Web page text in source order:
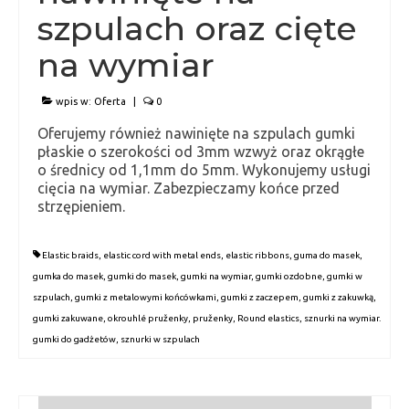
Kontakt
Polityka prywatności
szpulach oraz cięte
na wymiar
wpis w: Oferta 0
Oferujemy również nawinięte na szpulach gumki
płaskie o szerokości od 3mm wzwyż oraz okrągłe
o średnicy od 1,1mm do 5mm. Wykonujemy usługi
cięcia na wymiar. Zabezpieczamy końce przed
strzępieniem.
Elastic braids elastic cord with metal ends elastic ribbons guma do masek
gumka do masek gumki do masek gumki na wymiar, gumki ozdobne gumki w
szpulach gumki z metalowymi końcówkami gumki z zaczepem gumki z zakuwką
gumki zakuwane okrouhlé pruženky pruženky Round elastics sznurki na wymiar.
gumki do gadżetów sznurki w szpulach